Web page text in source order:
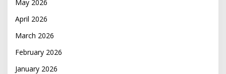
May 2026
April 2026
March 2026
February 2026
January 2026